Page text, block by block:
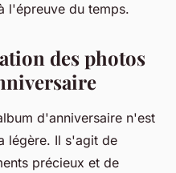
l'épreuve du temps.
des photos
d'anniversaire n'est
légère. Il s'agit de
précieux et de